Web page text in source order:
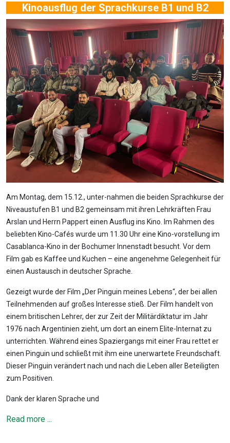
Kinoausflug der Sprachkurse B1 und B2
Am Montag, dem 15.12., unter-nahmen die beiden Sprachkurse der
Niveaustufen B1 und B2 gemeinsam mit ihren Lehrkräften Frau
Arslan und Herrn Pappert einen Ausflug ins Kino. Im Rahmen des
beliebten Kino-Cafés wurde um 11.30 Uhr eine Kino-vorstellung im
Casablanca-Kino in der Bochumer Innenstadt besucht. Vor dem
Film gab es Kaffee und Kuchen – eine angenehme Gelegenheit für
einen Austausch in deutscher Sprache.
Gezeigt wurde der Film „Der Pinguin meines Lebens“, der bei allen
Teilnehmenden auf großes Interesse stieß. Der Film handelt von
einem britischen Lehrer, der zur Zeit der Militärdiktatur im Jahr
1976 nach Argentinien zieht, um dort an einem Elite-Internat zu
unterrichten. Während eines Spaziergangs mit einer Frau rettet er
einen Pinguin und schließt mit ihm eine unerwartete Freundschaft.
Dieser Pinguin verändert nach und nach die Leben aller Beteiligten
zum Positiven.
Dank der klaren Sprache und
Read more ...